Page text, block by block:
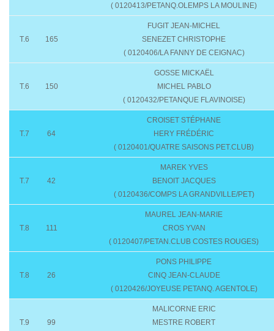
( 0120413/PETANQ.OLEMPS LA MOULINE)
T.6 165
FUGIT JEAN-MICHEL
SENEZET CHRISTOPHE
( 0120406/LA FANNY DE CEIGNAC)
T.6 150
GOSSE MICKAËL
MICHEL PABLO
( 0120432/PETANQUE FLAVINOISE)
T.7 64
CROISET STÉPHANE
HERY FRÉDÉRIC
( 0120401/QUATRE SAISONS PET.CLUB)
T.7 42
MAREK YVES
BENOIT JACQUES
( 0120436/COMPS LA GRANDVILLE/PET)
T.8 111
MAUREL JEAN-MARIE
CROS YVAN
( 0120407/PETAN.CLUB COSTES ROUGES)
T.8 26
PONS PHILIPPE
CINQ JEAN-CLAUDE
( 0120426/JOYEUSE PETANQ. AGENTOLE)
T.9 99
MALICORNE ERIC
MESTRE ROBERT